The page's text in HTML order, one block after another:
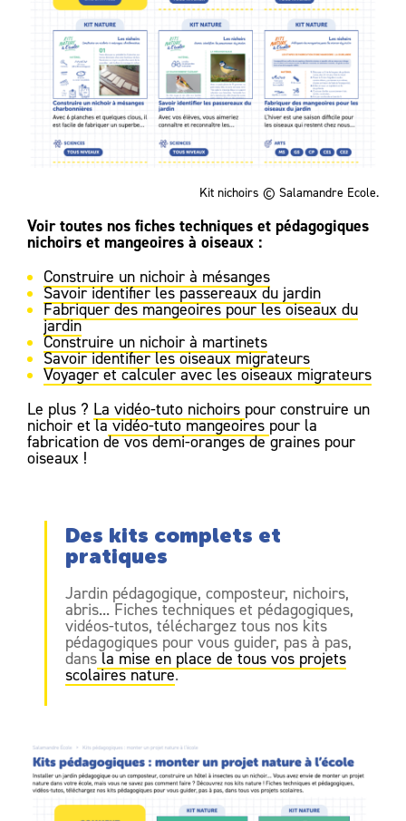
Kit nichoirs © Salamandre Ecole.
Voir toutes nos fiches techniques et pédagogiques
nichoirs et mangeoires à oiseaux :
Construire un nichoir à mésanges
Savoir identifier les passereaux du jardin
Fabriquer des mangeoires pour les oiseaux du
jardin
Construire un nichoir à martinets
Savoir identifier les oiseaux migrateurs
Voyager et calculer avec les oiseaux migrateurs
Le plus ? La vidéo-tuto nichoirs pour construire un
nichoir et lavidéo-tuto mangeoires pour la
fabrication de vos demi-oranges de graines pour
oiseaux !
Des kits complets et
pratiques
Jardin pédagogique, composteur, nichoirs,
abris... Fiches techniques et pédagogiques,
vidéos-tutos, téléchargez tous nos kits
pédagogiques pour vous guider, pas à pas,
dans la mise en place de tous vos projets
scolaires nature.